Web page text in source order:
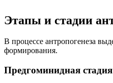
Этапы и стадии
В процессе антропогенеза
формирования.
Предгоминидная стадия